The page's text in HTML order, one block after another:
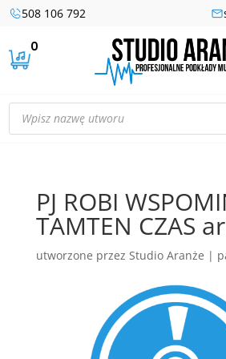
508 106 792
0
Wyszukiwarka
produktów
PJ ROBI
TAMTEN CZAS
utworzone przez Studio Aranże |